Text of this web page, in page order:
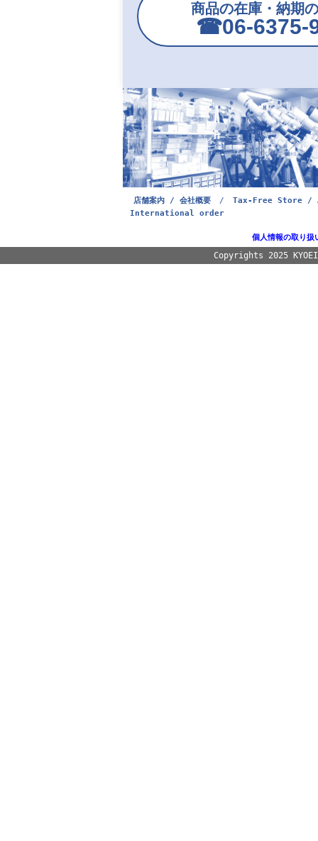
商品の在庫・納期
☎︎06-6375-
店舗案内 / 会社概要 /
Tax-Free Store /
International order
個人情報の取り扱
Copyrights 2025